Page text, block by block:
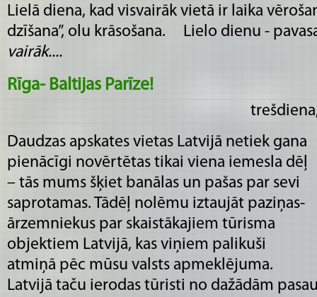
Lielā diena, kad visvairāk vietā ir laika
dzīšana”, olu krāsošana. Lielo dienu -
vairāk....
Rīga- Baltijas Parīze!
Daudzas apskates vietas Latvijā netiek gana
pienācīgi novērtētas tikai viena iemesla dēļ
– tās mums šķiet banālas un pašas par sevi
saprotamas. Tādēļ nolēmu iztaujāt paziņas-
ārzemniekus par skaistākajiem tūrisma
objektiem Latvijā, kas viņiem palikuši
atmiņā pēc mūsu valsts apmeklējuma.
Latvijā taču ierodas tūristi no dažādām